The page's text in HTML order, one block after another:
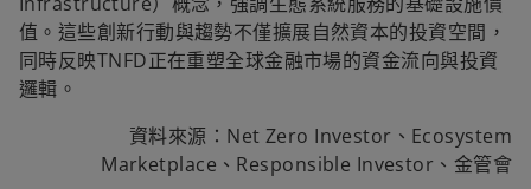
值。這些創新行動與趨勢不僅擴展自然資本的投資空間，
同時反映TNFD正在重塑全球金融市場的資金流向與投資
邏輯。
資料來源：Net Zero Investor、Ecosystem
Marketplace、Responsible Investor、金管會